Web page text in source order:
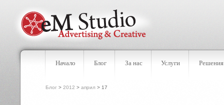
Начало Блог За нас Услуги Решения
Блог > 2012 > април > 17